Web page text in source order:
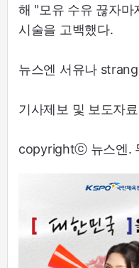
해 "모유 수유 끊자마
시술을 고백했다.
뉴스엔 서유나
기사제보 및 보도자
copyrightⓒ 뉴스엔.